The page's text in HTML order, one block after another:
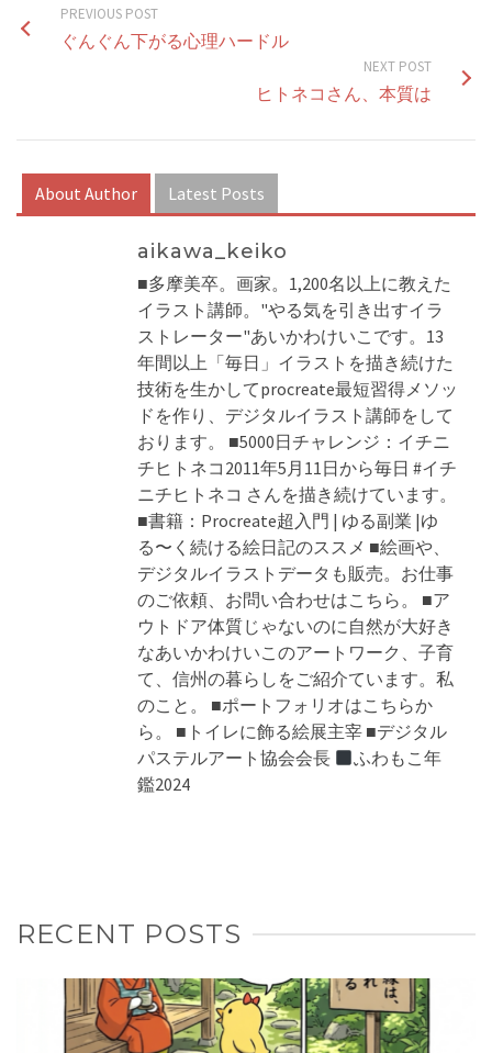
PREVIOUS POST
ぐんぐん下がる心理ハードル
NEXT POST
ヒトネコさん、本質は
About Author Latest Posts
aikawa_keiko
■多摩美卒。画家。1,200名以上に教えた
イラスト講師。"やる気を引き出すイラ
ストレーター"あいかわけいこです。13
年間以上「毎日」イラストを描き続けた
技術を生かしてprocreate最短習得メソッ
ドを作り、デジタルイラスト講師をして
おります。 ■5000日チャレンジ：イチニ
チヒトネコ2011年5月11日から毎日 #イチ
ニチヒトネコ さんを描き続けています。
■書籍：Procreate超入門 | ゆる副業 |ゆ
る〜く続ける絵日記のススメ ■絵画や、
デジタルイラストデータも販売。お仕事
のご依頼、お問い合わせはこちら。 ■ア
ウトドア体質じゃないのに自然が大好き
なあいかわけいこのアートワーク、子育
て、信州の暮らしをご紹介ています。私
のこと。 ■ポートフォリオはこちらか
ら。 ■トイレに飾る絵展主宰 ■デジタル
パステルアート協会会長
ふわもこ年
鑑2024
RECENT POSTS